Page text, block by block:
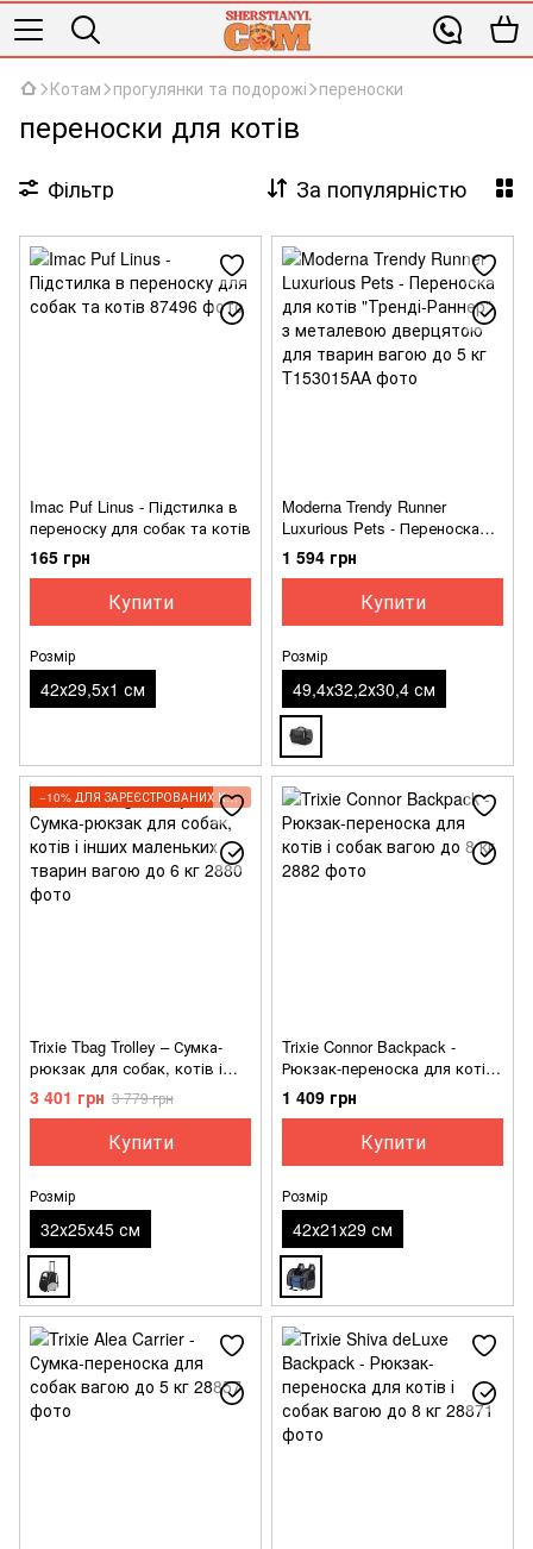
Котам прогулянки та подорожі переноски
переноски для котів
Фільтр За популярністю
Imac Puf Linus - Підстилка в
переноску для собак та котів
165 грн
Купити
Розмір
42х29,5х1 см
Moderna Trendy Runner
Luxurious Pets - Переноска
для котів "Тренді-Раннер" з
металевою дверцятою для
тварин вагою до 5 кг
1 594 грн
Купити
Розмір
49,4х32,2х30,4 см
−10% ДЛЯ ЗАРЕЄСТРОВАНИХ КЛІЄНТІВ
Trixie Tbag Trolley – Сумка-
рюкзак для собак, котів і
інших маленьких тварин
вагою до 6 кг
3 401 грн 3 779 грн
Купити
Розмір
32х25х45 см
Trixie Connor Backpack -
Рюкзак-переноска для котів і
собак вагою до 8 кг
1 409 грн
Купити
Розмір
42х21х29 см